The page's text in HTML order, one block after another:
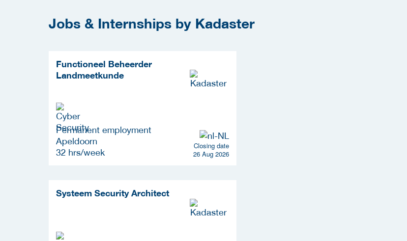
Jobs & Internships by Kadaster
Functioneel Beheerder
Landmeetkunde
Permanent employment
Apeldoorn
32 hrs/week
Closing date
26 Aug 2026
Systeem Security Architect